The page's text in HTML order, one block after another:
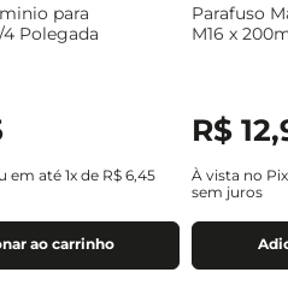
para
4 Polegada
em até 1x de R$ 6,45
ao carrinho
Parafuso
M16 x
R$ 12,
À vista no
sem juros